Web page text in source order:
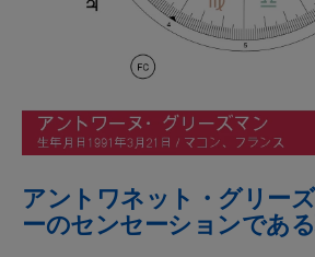
アントワネット・グリー
ーのセンセーションであ